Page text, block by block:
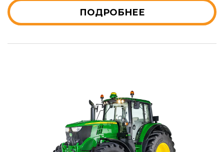
ПОДРОБНЕЕ